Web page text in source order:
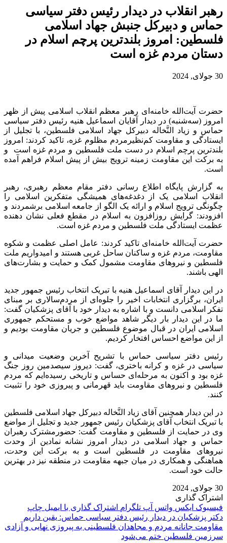
رهبر انقلاب در دیدار رئیس دفتر سیاسی
حماس و دبیرکل جنبش جهاد اسلامی
فلسطین: امروز بلندترین پرچم اسلام در
دستان مردم غزه است
30 جولای, 2024
حضرت آیت‌الله خامنه‌ای رهبر معظم انقلاب اسلامی پیش از ظهر
امروز (سه‌شنبه) در دیدار آقایان اسماعیل هنیه رئیس دفتر سیاسی
حماس و زیاد النَّخاله دبیرکل جهاد اسلامی فلسطین، با تجلیل از
ایستادگی و مقاومت کم‌نظیرمردم مظلوم غزه، تاکید کردند: امروز
بلندترین پرچم اسلام در دست ملت فلسطین و مردم غزه است و
به برکت این مقاومت زمینه ترویج بیش از پیش اسلام فراهم آمده
است.
به گزارش پایگاه اطلاع رسانی دفتر مقام معظم رهبری، رهبر
انقلاب اسلامی یک از دغدغه‌های همیشگی متفکرین اسلامی را
چگونگی ترویج اسلام و ارائه یک الگو از جامعه اسلامی برشمردند و
افزودند: گرایش روزافزون به اسلام در مقطع فعلی نشان دهنده
عظمت ایستادگی ملت فلسطین و مردم غزه است.
حضرت آیت‌الله خامنه‌ای تاکید کردند: عامل اصلی عظمت و شکوه
مقاومت، مردم غزه و ساکنان ساحل غربی هستند و امیدواریم ملت
فلسطین و نیروهای مقاومت مشمول کمک و حمایت و بشارت‌های
الهی باشند.
در این دیدار آقای اسماعیل هنیه با تبریک انتخاب رئیس جمهور جدید
ایران، برگزاری انتخابات اخیر را جلوه‌ای از مردم‌سالاری بر مبنای
تفکر اسلامی دانست و با اشاره به دیدار خود با آقای پزشکیان گفت:
ما در این دیدار بار دیگر شاهد مواضع خوب و مستحکم جمهوری
اسلامی ایران در قبال موضوع فلسطین و جریان مقاومت بودیم و
از این مواضع احساس افتخار کردیم.
رئیس دفتر سیاسی حماس با تشریح آخرین وضعیت میدانی و
سیاسی در غزه و کرانه باختری، گفت: دیروز سیصدمین روز جنگ
غزه بود و اکنون به مرحله‌ای حساس و تاریخی رسیده‌ایم که مردم
فلسطین و نیروهای مقاومت باید قهرمانی و پیروزی خود را تثبیت
کنند.
در این دیدار همچنین آقای زیاد النَّخاله دبیرکل جهاد اسلامی فلسطین
با تبریک انتخاب آقای پزشکیان رئیس جمهور جدید و تجلیل از مواضع
وی در حمایت از فلسطین و مقاومت گفت: حضورمشترک رهبران
حماس و جهاد اسلامی در دیدار امروز نشانه نمادین از وحدت
نیروهای مقاومت در فلسطین است و به برکت این وحدت،
هماهنگی و همکاری در میان جبهه مقاومت در منطقه نیز در بهترین
حالت خود است.
30 جولای, 2024
اشتراک گذاری
فیسبوک ایکس واتس آپ تلگرام اشتراک گذاری با ایمیل چاپ
دکتر پزشکیان در دیدار رئیس دفتر سیاسی حماس: یقین داریم
مقاومت جانانه مردم و مجاهدان فلسطینی به پیروزی نهایی و آزادی
سرزمین فلسطین ختم می‌شود